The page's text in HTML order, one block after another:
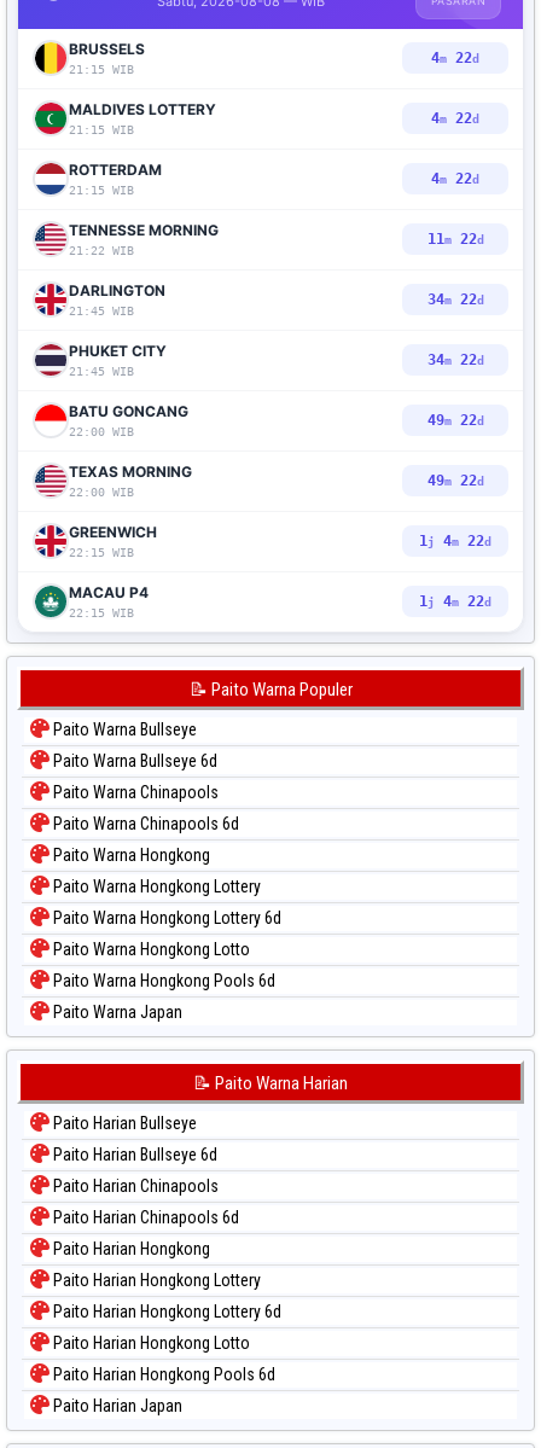
BRUSSELS
21:15 WIB
4m 21d
MALDIVES LOTTERY
21:15 WIB
4m 21d
ROTTERDAM
21:15 WIB
4m 21d
TENNESSE MORNING
21:22 WIB
11m21d
DARLINGTON
21:45 WIB
34m21d
PHUKET CITY
21:45 WIB
34m21d
BATU GONCANG
22:00 WIB
49m21d
TEXAS MORNING
22:00 WIB
49m21d
GREENWICH
22:15 WIB
1j 4m 21d
MACAU P4
22:15 WIB
1j 4m 21d
📝 Paito Warna Populer
Paito Warna Bullseye
Paito Warna Bullseye 6d
Paito Warna Chinapools
Paito Warna Chinapools 6d
Paito Warna Hongkong
Paito Warna Hongkong Lottery
Paito Warna Hongkong Lottery 6d
Paito Warna Hongkong Lotto
Paito Warna Hongkong Pools 6d
Paito Warna Japan
Paito Warna Japan 6d
Paito Warna Kuda Lari
Paito Warna Magnum Cambodia
Paito Warna Nagoya
Paito Warna New York Midday
Paito Warna North Carolina Day
Paito Warna Pcso
Paito Warna Pennsylvania Day
Paito Warna Sao Paulo
Paito Warna Singapore
Paito Warna Sydney
Paito Warna Sydney Lottery
📝 Paito Warna Harian
Paito Harian Bullseye
Paito Harian Bullseye 6d
Paito Harian Chinapools
Paito Harian Chinapools 6d
Paito Harian Hongkong
Paito Harian Hongkong Lottery
Paito Harian Hongkong Lottery 6d
Paito Harian Hongkong Lotto
Paito Harian Hongkong Pools 6d
Paito Harian Japan
Paito Harian Japan 6d